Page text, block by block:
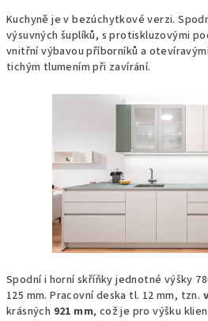
Kuchyně je v bezúchytkové verzi.
výsuvných šuplíků, s protiskluzovými
vnitřní výbavou příborníků a
tichým tlumením při zavírání.
Spodní i horní skříňky jednotné výšky
125 mm. Pracovní deska tl. 12 mm, tzn.
krásných 921 mm, což je pro výšku